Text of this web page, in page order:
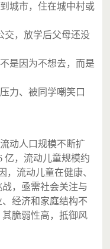
城市，住在城中村或
交，放学后父母还没
是因为不想去，而是
力、被同学嘲笑口
动人口规模不断扩
亿，流动儿童规模约
，流动儿童在健康、
，亟需社会关注与
经济和家庭结构不
脆弱性高，抵御风